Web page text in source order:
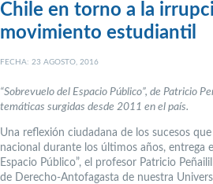
Chile en torno a la
movimiento estudiantil
FECHA: 23 AGOSTO, 2016
“Sobrevuelo del Espacio Público”, de Patricio
temáticas surgidas desde 2011 en el país.
Una reflexión ciudadana de los sucesos
nacional durante los últimos años, entrega
Espacio Público”, el profesor Patricio
de Derecho-Antofagasta de nuestra